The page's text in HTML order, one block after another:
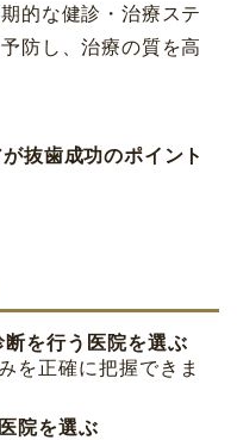
的な健診・治療ステ
防し、治療の質を高
抜歯成功のポイント
を行う医院を選ぶ
を正確に把握できま
院を選ぶ